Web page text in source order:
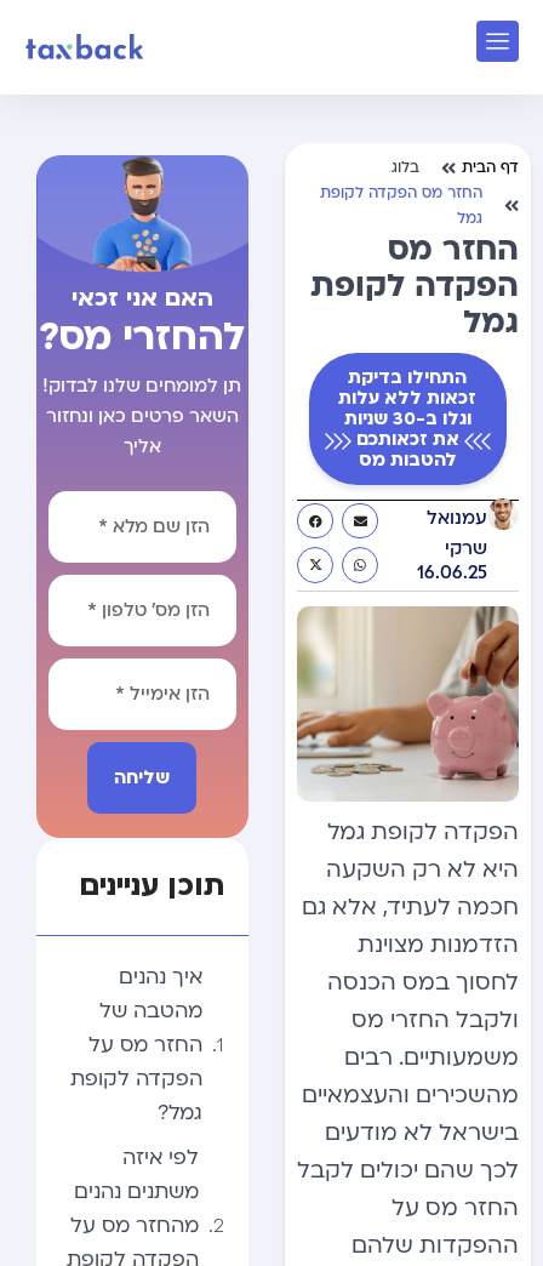
דף הבית
בלוג
החזר מס הפקדה לקופת
גמל
החזר מס
הפקדה לקופת
גמל
התחילו בדיקת
זכאות ללא עלות
וגלו ב-30 שניות
את זכאותכם
להטבות מס
עמנואל
שרקי
16.06.25
הפקדה לקופת גמל
היא לא רק השקעה
חכמה לעתיד, אלא גם
הזדמנות מצוינת
לחסוך במס הכנסה
ולקבל החזרי מס
משמעותיים. רבים
מהשכירים והעצמאיים
בישראל לא מודעים
לכך שהם יכולים לקבל
החזר מס על
ההפקדות שלהם
האם אני זכאי
להחזרי מס?
תן למומחים שלנו לבדוק!
השאר פרטים כאן ונחזור
אליך
שליחה
Alternative:
תוכן עניינים
איך נהנים
מהטבה של
החזר מס על
הפקדה לקופת
גמל?
לפי איזה
משתנים נהנים
מהחזר מס על
הפקדה לקופת